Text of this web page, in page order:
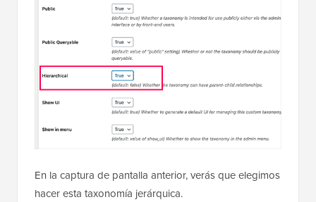
En la captura de pantalla anterior, verás que elegimos
hacer esta taxonomía jerárquica.